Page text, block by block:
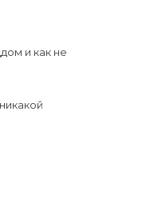
и как не